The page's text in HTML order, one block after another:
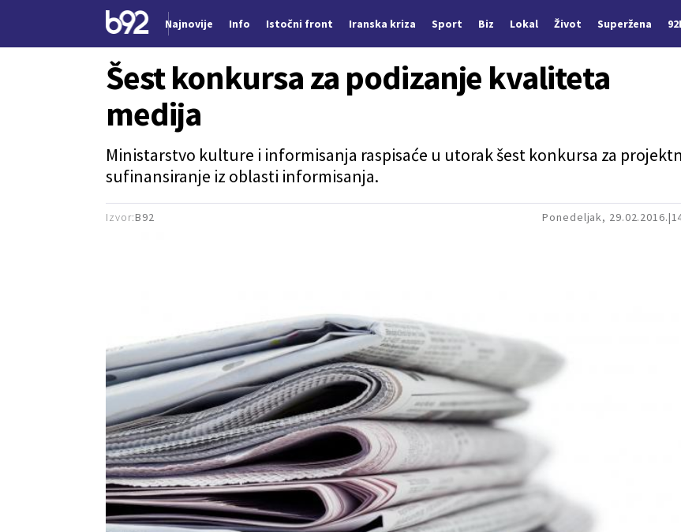
Najnovije Info Istočni front Iranska kriza Sport Biz Lokal Život Superžena
Ponedeljak, 29.02.2016.
Šest konkursa za podizanje kvaliteta
medija
Ministarstvo kulture i informisanja raspisaće u utorak šest konkursa za
sufinansiranje iz oblasti informisanja.
Izvor:B92